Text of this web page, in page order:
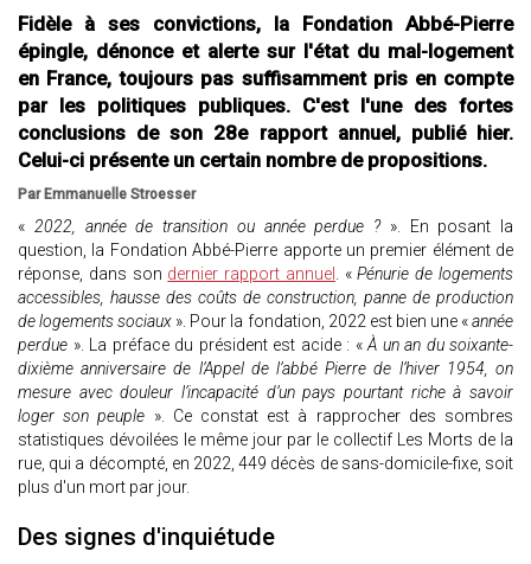
Fidèle à ses convictions, la Fondation Abbé-Pierre
épingle, dénonce et alerte sur l'état du mal-logement
en France, toujours pas suffisamment pris en compte
par les politiques publiques. C'est l'une des fortes
conclusions de son 28e rapport annuel, publié hier.
Celui-ci présente un certain nombre de propositions.
Par Emmanuelle Stroesser
« 2022, année de transition ou année perdue ?». En posant la
question, la Fondation Abbé-Pierre apporte un premier élément de
réponse, dans son dernier rapport annuel . «Pénurie de logements
accessibles, hausse des coûts de construction, panne de production
de logements sociaux ». Pour la fondation, 2022 est bien une «année
perdue ». La préface du président est acide : «À un an du soixante-
dixième anniversaire de l’Appel de l’abbé Pierre de l’hiver 1954, on
mesure avec douleur l’incapacité d’un pays pourtant riche à savoir
loger son peuple ». Ce constat est à rapprocher des sombres
statistiques dévoilées le même jour par le collectif Les Morts de la
rue, qui a décompté, en 2022, 449 décès de sans-domicile-fixe, soit
plus d'un mort par jour.
Des signes d'inquiétude